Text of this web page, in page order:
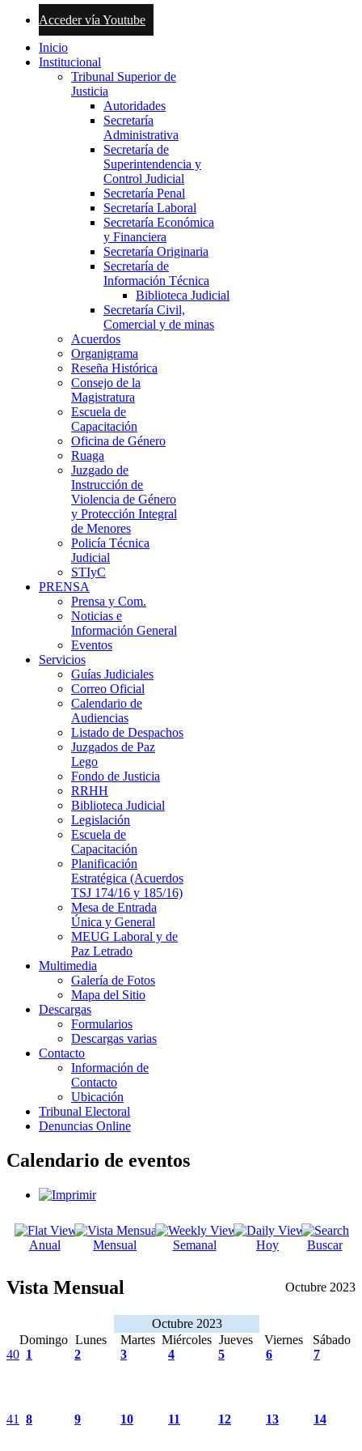
Acceder vía Youtube
Inicio
Institucional
Tribunal Superior de
Justicia
Autoridades
Secretaría
Administrativa
Secretaría de
Superintendencia y
Control Judicial
Secretaría Penal
Secretaría Laboral
Secretaría Económica
y Financiera
Secretaría Originaria
Secretaría de
Información Técnica
Biblioteca Judicial
Secretaría Civil,
Comercial y de minas
Acuerdos
Organigrama
Reseña Histórica
Consejo de la
Magistratura
Escuela de
Capacitación
Oficina de Género
Ruaga
Juzgado de
Instrucción de
Violencia de Género
y Protección Integral
de Menores
Policía Técnica
Judicial
STIyC
PRENSA
Prensa y Com.
Noticias e
Información General
Eventos
Servicios
Guías Judiciales
Correo Oficial
Calendario de
Audiencias
Listado de Despachos
Juzgados de Paz
Lego
Fondo de Justicia
RRHH
Biblioteca Judicial
Legislación
Escuela de
Capacitación
Planificación
Estratégica (Acuerdos
TSJ 174/16 y 185/16)
Mesa de Entrada
Única y General
MEUG Laboral y de
Paz Letrado
Multimedia
Galería de Fotos
Mapa del Sitio
Descargas
Formularios
Descargas varias
Contacto
Información de
Contacto
Ubicación
Tribunal Electoral
Denuncias Online
Calendario de eventos
Anual Mensual Semanal Hoy Buscar
Vista Mensual Octubre 2023
Octubre 2023
Domingo Lunes Martes Miércoles Jueves Viernes
Sábado
40 1 2 3 4 5 6 7
41 8 9 10 11 12 13 14